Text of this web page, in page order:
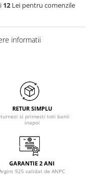
12Lei pentru comenzile
informatii
RETUR SIMPLU
si primesti toti banii
inapoi
GARANTIE 2 ANI
925 validat de ANPC